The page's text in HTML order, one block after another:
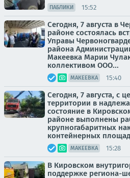
ПАБЛИКИ 15:52
Сегодня, 7 августа в
районе состоялась
Управы
района
Макеевка Марии
коллективом ООО...
МАКЕЕВКА 15:40
Сегодня, 7 августа, с
территории в
состояние в
районе выполнены
крупногабаритных
контейнерных
МАКЕЕВКА 15:28
В Кировском
поддержке региона-